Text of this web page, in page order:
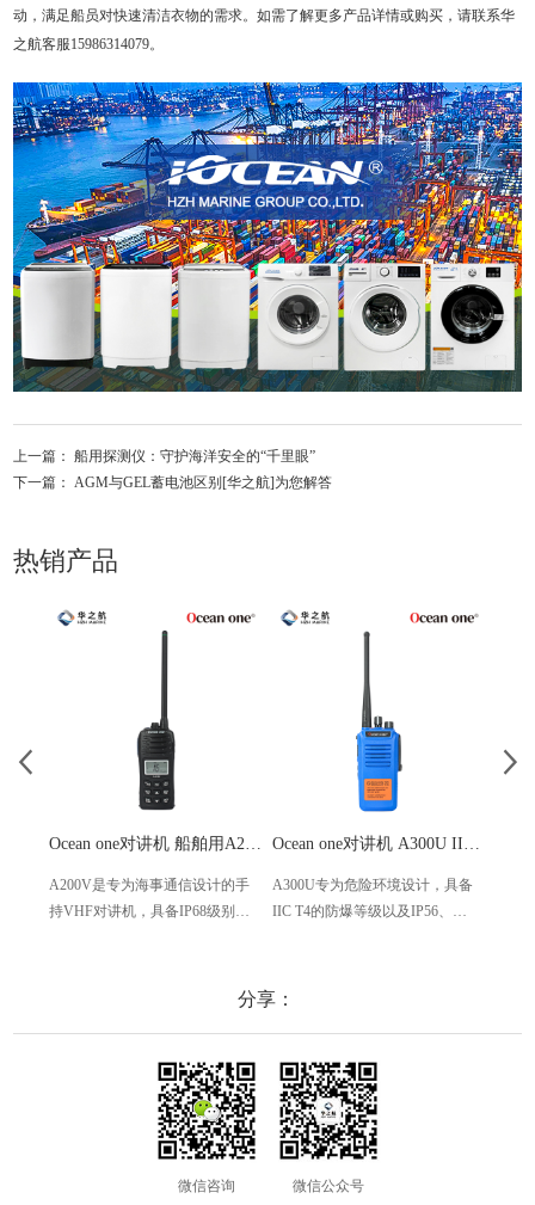
动，满足船员对快速清洁衣物的需求。如需了解更多产品详情或购买，请联系华
之航客服15986314079。
上一篇：船用探测仪：守护海洋安全的“千里眼”
下一篇：AGM与GEL蓄电池区别[华之航]为您解答
热销产品
Ocean one对讲机 船舶用A200V漂浮式手持防水对讲机
A200V是专为海事通信设计的手
持VHF对讲机，具备IP68级别的
守功能。没有信号或长时间无操
Ocean one对讲机 A300U IIC T4氢气防爆对讲机 船舶消防本质安全无线电
A300U专为危险环境设计，具备
IIC T4的防爆等级以及IP56、
使用
分享：
微信咨询 微信公众号